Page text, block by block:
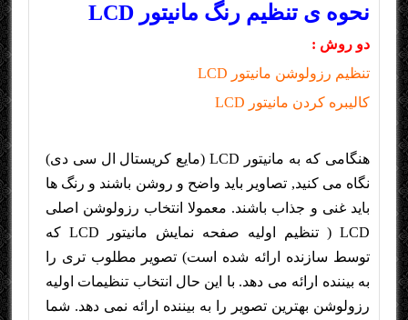
نحوه ی تنظیم رنگ مانیتور LCD
دو روش :
تنظیم رزولوشن مانیتور LCD
کالیبره کردن مانیتور LCD
هنگامی که به مانیتور LCD (مایع کریستال ال سی دی)
نگاه می کنید, تصاویر باید واضح و روشن باشند و رنگ ها
باید غنی و جذاب باشند. معمولا انتخاب رزولوشن اصلی
LCD ( تنظیم اولیه صفحه نمایش مانیتور LCD که
توسط سازنده ارائه شده است) تصویر مطلوب تری را
به بیننده ارائه می دهد. با این حال انتخاب تنظیمات اولیه
رزولوشن بهترین تصویر را به بیننده ارائه نمی دهد. شما